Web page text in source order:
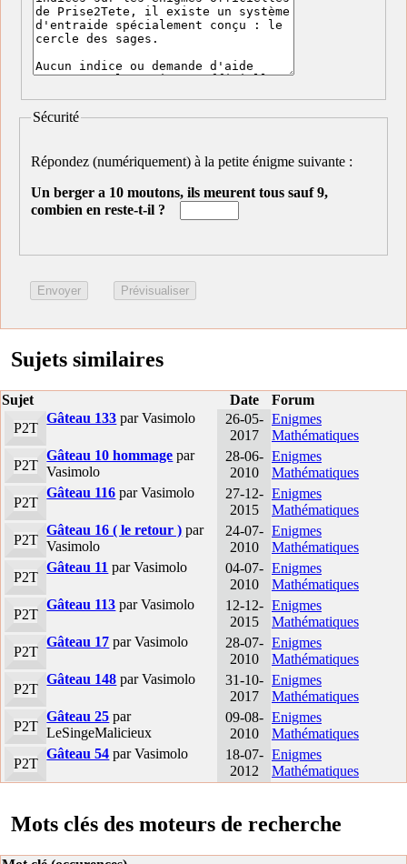
Sécurité
Répondez (numériquement) à la petite énigme suivante :
Un berger a 10 moutons, ils meurent tous sauf 9,
combien en reste-t-il ?
Sujets similaires
Sujet Date
Forum
P2T
Gâteau 133 par Vasimolo
26-05-
2017
Enigmes
Mathématiques
P2T
Gâteau 10 hommage par
Vasimolo
28-06-
2010
Enigmes
Mathématiques
P2T
Gâteau 116 par Vasimolo
27-12-
2015
Enigmes
Mathématiques
P2T
Gâteau 16 ( le retour ) par
Vasimolo
24-07-
2010
Enigmes
Mathématiques
P2T
Gâteau 11 par Vasimolo
04-07-
2010
Enigmes
Mathématiques
P2T
Gâteau 113 par Vasimolo
12-12-
2015
Enigmes
Mathématiques
P2T
Gâteau 17 par Vasimolo
28-07-
2010
Enigmes
Mathématiques
P2T
Gâteau 148 par Vasimolo
31-10-
2017
Enigmes
Mathématiques
P2T
Gâteau 25 par
LeSingeMalicieux
09-08-
2010
Enigmes
Mathématiques
P2T
Gâteau 54 par Vasimolo
18-07-
2012
Enigmes
Mathématiques
Mots clés des moteurs de recherche